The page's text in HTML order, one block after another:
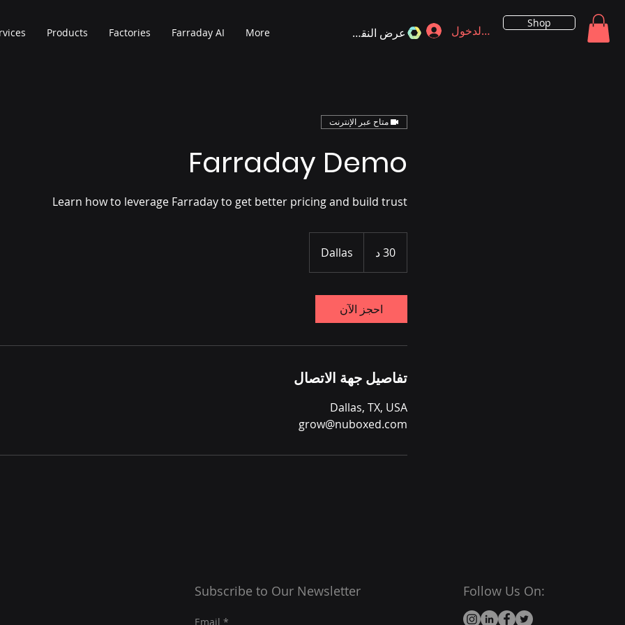
Products Factories Farraday AI More تسجيل الدخول عرض النقاط
Shop
متاح عبر الإنترنت
Farraday Demo
Learn how to leverage Farraday to get better pricing and build trust
30 د
0
Dallas
احجز الآن
تفاصيل جهة الاتصال
Dallas, TX, USA
grow@nuboxed.com
Subscribe to Our Newsletter
Email
Follow Us On: